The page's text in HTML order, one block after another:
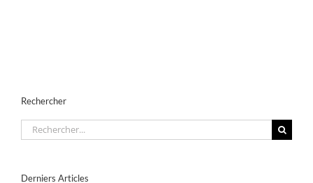
Rechercher
Rechercher:
Derniers Articles